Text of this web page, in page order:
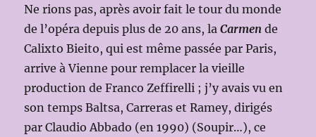
Ne rions pas, après avoir fait le tour du monde
de l’opéra depuis plus de 20 ans, laCarmen de
Calixto Bieito, qui est même passée par Paris,
arrive à Vienne pour remplacer la vieille
production de Franco Zeffirelli ; j’y avais vu en
son temps Baltsa, Carreras et Ramey, dirigés
par Claudio Abbado (en 1990) (Soupir…), ce